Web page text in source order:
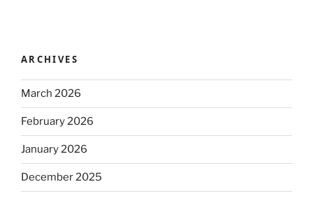
ARCHIVES
March 2026
February 2026
January 2026
December 2025